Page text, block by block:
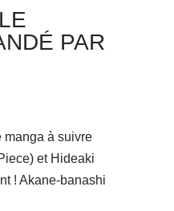
PAR
manga à suivre
et Hideaki
! Akane-banashi